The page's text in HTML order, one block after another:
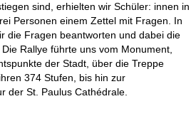
sind, erhielten wir Schüler: innen in
Personen einem Zettel mit Fragen. In
die Fragen beantworten und dabei die
Rallye führte uns vom Monument,
der Stadt, über die Treppe
374 Stufen, bis hin zur
der St. Paulus Cathédrale.